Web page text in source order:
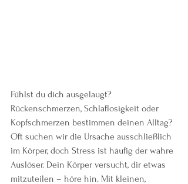
Fühlst du dich ausgelaugt?
Rückenschmerzen, Schlaflosigkeit oder
Kopfschmerzen bestimmen deinen Alltag?
Oft suchen wir die Ursache ausschließlich
im Körper, doch Stress ist häufig der wahre
Auslöser. Dein Körper versucht, dir etwas
mitzuteilen – höre hin. Mit kleinen,